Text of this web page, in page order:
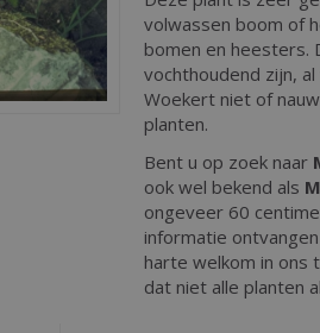
volwassen boom of
bomen en heesters.
vochthoudend zijn,
Woekert niet of
planten.
Bent u op zoek naar
ook wel bekend als
ongeveer 60
informatie
harte welkom in ons
dat niet alle planten